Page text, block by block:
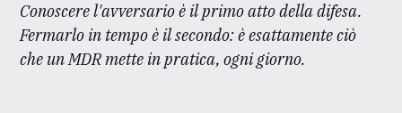
Conoscere l'avversario è il primo atto della difesa.
Fermarlo in tempo è il secondo: è esattamente ciò
che un MDR mette in pratica, ogni giorno.